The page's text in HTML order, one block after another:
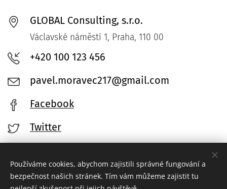
GLOBAL Consulting, s.r.o.
Václavské náměstí 1, Praha, 110 00
+420 100 123 456
pavel.moravec217@gmail.com
Facebook
Twitter
Používáme cookies, abychom zajistili správné fungování a
bezpečnost našich stránek. Tím vám můžeme zajistit tu